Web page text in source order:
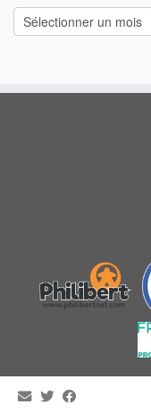
Archives